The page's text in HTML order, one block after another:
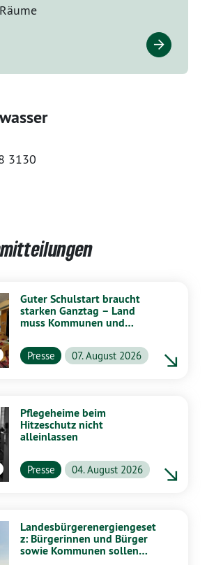
Räume
3130
Guter Schulstart braucht
starken Ganztag – Land
muss Kommunen und
unterstützen
Presse 07. August 2026
Pflegeheime beim
Hitzeschutz nicht
alleinlassen
Presse 04. August 2026
Landesbürgerenergiengeset
z: Bürgerinnen und Bürger
sowie Kommunen sollen